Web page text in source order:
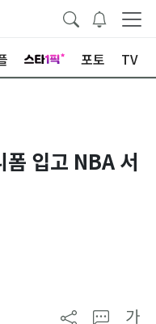
포토 TV
입고 NBA 서
가